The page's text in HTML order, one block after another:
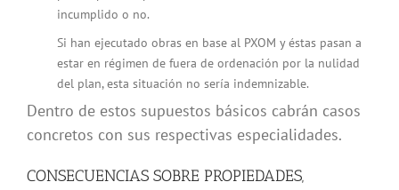
incumplido o no.
Si han ejecutado obras en base al PXOM y éstas pasan a
estar en régimen de fuera de ordenación por la nulidad
del plan, esta situación no sería indemnizable.
Dentro de estos supuestos básicos cabrán casos
concretos con sus respectivas especialidades.
CONSECUENCIAS SOBRE PROPIEDADES,